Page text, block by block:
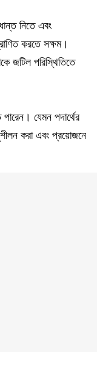
নিতে এবং
করতে সক্ষম।
জটিল পরিস্থিতিতে
যেমন পদার্থের
করা এবং প্রয়োজনে